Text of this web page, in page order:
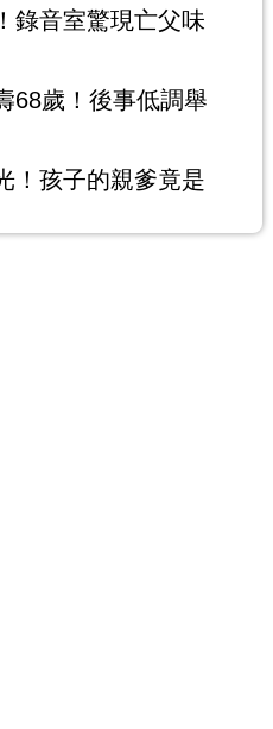
錄音室驚現亡父味
68歲！後事低調舉
！孩子的親爹竟是